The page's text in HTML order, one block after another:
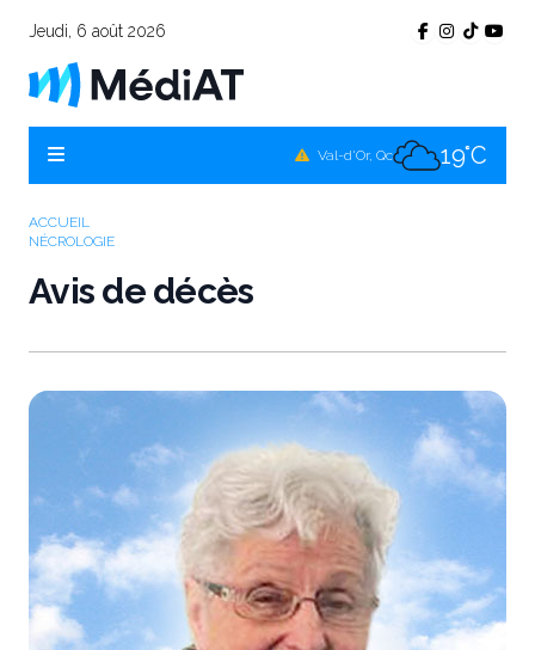
Jeudi, 6 août 2026
Val-d'Or, Qc 19°C
ACCUEIL
NÉCROLOGIE
Avis de décès